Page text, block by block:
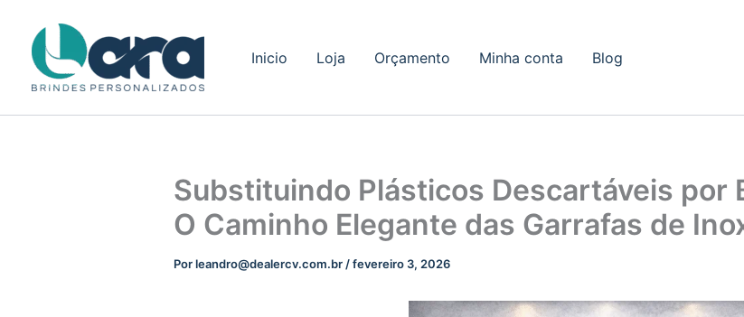
conteúdo
Inicio Loja Orçamento Minha conta Blog
Substituindo Plásticos Descartáveis por
O Caminho Elegante das Garrafas de
Porleandro@dealercv.com.br /fevereiro 3, 2026